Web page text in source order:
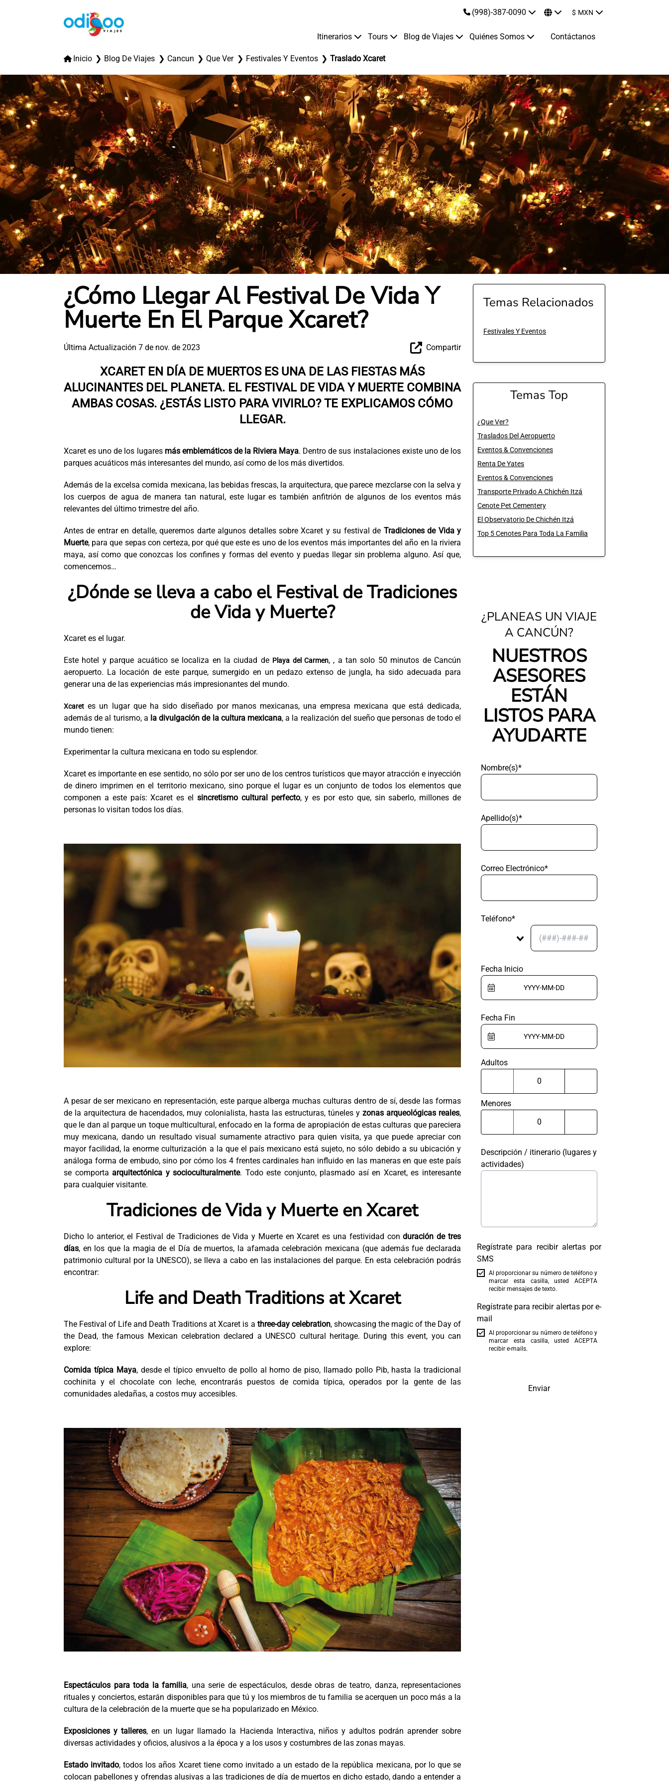
(998)-387-0090 $ MXN
Itinerarios Tours Blog de Viajes Quiénes Somos Contáctanos
Inicio Blog De Viajes Cancun Que Ver Festivales Y Eventos Traslado Xcaret
¿Cómo Llegar Al Festival De Vida Y
Muerte En El Parque Xcaret?
Última Actualización 7 de nov. de 2023 Compartir
XCARET EN DÍA DE MUERTOS ES UNA DE LAS FIESTAS MÁS
ALUCINANTES DEL PLANETA. EL FESTIVAL DE VIDA Y MUERTE COMBINA
AMBAS COSAS. ¿ESTÁS LISTO PARA VIVIRLO? TE EXPLICAMOS CÓMO
LLEGAR.
Xcaret es uno de los lugares más emblemáticos de la Riviera Maya. Dentro de sus instalaciones existe uno de los
parques acuáticos más interesantes del mundo, así como de los más divertidos.
Además de la excelsa comida mexicana, las bebidas frescas, la arquitectura, que parece mezclarse con la selva y
los cuerpos de agua de manera tan natural, este lugar es también anfitrión de algunos de los eventos más
relevantes del último trimestre del año.
Antes de entrar en detalle, queremos darte algunos detalles sobre Xcaret y su festival de Tradiciones de Vida y
Muerte, para que sepas con certeza, por qué que este es uno de los eventos más importantes del año en la riviera
maya, así como que conozcas los confines y formas del evento y puedas llegar sin problema alguno. Así que,
comencemos…
¿Dónde se lleva a cabo el Festival de Tradiciones
de Vida y Muerte?
Xcaret es el lugar.
Este hotel y parque acuático se localiza en la ciudad de Playa del Carmen, , a tan solo 50 minutos de Cancún
aeropuerto. La locación de este parque, sumergido en un pedazo extenso de jungla, ha sido adecuada para
generar una de las experiencias más impresionantes del mundo.
Xcaret es un lugar que ha sido diseñado por manos mexicanas, una empresa mexicana que está dedicada,
además de al turismo, a la divulgación de la cultura mexicana, a la realización del sueño que personas de todo el
mundo tienen:
Experimentar la cultura mexicana en todo su esplendor.
Xcaret es importante en ese sentido, no sólo por ser uno de los centros turísticos que mayor atracción e inyección
de dinero imprimen en el territorio mexicano, sino porque el lugar es un conjunto de todos los elementos que
componen a este país: Xcaret es el sincretismo cultural perfecto, y es por esto que, sin saberlo, millones de
personas lo visitan todos los días.
A pesar de ser mexicano en representación, este parque alberga muchas culturas dentro de sí, desde las formas
de la arquitectura de hacendados, muy colonialista, hasta las estructuras, túneles y zonas arqueológicas reales,
que le dan al parque un toque multicultural, enfocado en la forma de apropiación de estas culturas que pareciera
muy mexicana, dando un resultado visual sumamente atractivo para quien visita, ya que puede apreciar con
mayor facilidad, la enorme culturización a la que el país mexicano está sujeto, no sólo debido a su ubicación y
análoga forma de embudo, sino por cómo los 4 frentes cardinales han influido en las maneras en que este país
se comportaarquitectónica y socioculturalmente. Todo este conjunto, plasmado así en Xcaret, es interesante
para cualquier visitante.
Tradiciones de Vida y Muerte en Xcaret
Dicho lo anterior, el Festival de Tradiciones de Vida y Muerte en Xcaret es una festividad conduración de tres
días, en los que la magia de el Día de muertos, la afamada celebración mexicana (que además fue declarada
patrimonio cultural por la UNESCO), se lleva a cabo en las instalaciones del parque. En esta celebración podrás
encontrar:
Life and Death Traditions at Xcaret
The Festival of Life and Death Traditions at Xcaret is a three-day celebration, showcasing the magic of the Day of
the Dead, the famous Mexican celebration declared a UNESCO cultural heritage. During this event, you can
explore:
Comida típica Maya, desde el típico envuelto de pollo al horno de piso, llamado pollo Pib, hasta la tradicional
cochinita y el chocolate con leche, encontrarás puestos de comida típica, operados por la gente de las
comunidades aledañas, a costos muy accesibles.
Espectáculos para toda la familia, una serie de espectáculos, desde obras de teatro, danza, representaciones
rituales y conciertos, estarán disponibles para que tú y los miembros de tu familia se acerquen un poco más a la
cultura de la celebración de la muerte que se ha popularizado en México.
Exposiciones y talleres, en un lugar llamado la Hacienda Interactiva, niños y adultos podrán aprender sobre
diversas actividades y oficios, alusivos a la época y a los usos y costumbres de las zonas mayas.
Estado invitado, todos los años Xcaret tiene como invitado a un estado de la república mexicana, por lo que se
colocan pabellones y ofrendas alusivas a las tradiciones de día de muertos en dicho estado, dando a entender a
Temas Relacionados
Festivales Y Eventos
Temas Top
¿Que Ver?
Traslados Del Aeropuerto
Eventos & Convenciones
Renta De Yates
Eventos & Convenciones
Transporte Privado A Chichén Itzá
Cenote Pet Cementery
El Observatorio De Chichén Itzá
Top 5 Cenotes Para Toda La Familia
¿PLANEAS UN VIAJE
A CANCÚN?
NUESTROS
ASESORES
ESTÁN
LISTOS PARA
AYUDARTE
Nombre(s)*
Apellido(s)*
Correo Electrónico*
Teléfono*
Fecha Inicio
Fecha Fin
Adultos
Menores
Descripción / itinerario (lugares y
actividades)
Regístrate para recibir alertas por
SMS
Al proporcionar su número de teléfono y
marcar esta casilla, usted ACEPTA
recibir mensajes de texto.
Regístrate para recibir alertas por e-
mail
Al proporcionar su número de teléfono y
marcar esta casilla, usted ACEPTA
recibir e-mails.
Enviar